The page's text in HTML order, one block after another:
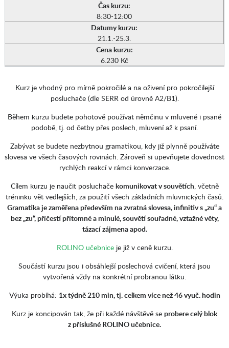
Čas kurzu:
8:30-12:00
Datumy kurzu:
21.1.-25.3.
Cena kurzu:
6.230 Kč
Kurz je vhodný pro mírně pokročilé a na oživení pro pokročilejší
posluchače (dle SERR od úrovně A2/B1).
Během kurzu budete pohotově používat němčinu v mluvené i psané
podobě, tj. od četby přes poslech, mluvení až k psaní.
Zabývat se budete nezbytnou gramatikou, kdy již plynně používáte
slovesa ve všech časových rovinách. Zároveň si upevňujete dovednost
rychlých reakcí v rámci konverzace.
Cílem kurzu je naučit posluchače komunikovat v souvětích, včetně
tréninku vět vedlejších, za použití všech základních mluvnických časů.
Gramatika je zaměřena především na zvratná slovesa, infinitiv s „zu“ a
bez „zu“, příčestí přítomné a minulé, souvětí souřadné, vztažné věty,
tázací zájmena apod.
ROLINO učebniceje již v ceně kurzu.
Součástí kurzu jsou i obsáhlejší poslechová cvičení, která jsou
vytvořená vždy na konkrétní probranou látku.
Výuka probíhá: 1x týdně 210 min, tj. celkem více než 46 vyuč. hodin
Kurz je koncipován tak, že při každé návštěvě se probere celý blok
z příslušné ROLINO učebnice.